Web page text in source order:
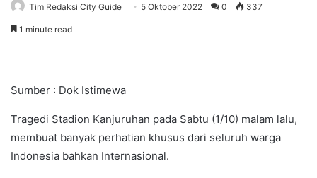
Tim Redaksi City Guide 5 Oktober 2022 0 337
1 minute read
Sumber : Dok Istimewa
Tragedi Stadion Kanjuruhan pada Sabtu (1/10) malam lalu,
membuat banyak perhatian khusus dari seluruh warga
Indonesia bahkan Internasional.